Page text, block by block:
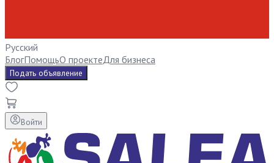
Русский
БлогПомощьО проектеДля бизнеса
Подать объявление
Войти